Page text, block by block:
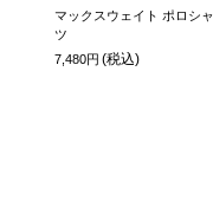
マックスウェイト ポロシャ
ツ
7,480円 (税込)